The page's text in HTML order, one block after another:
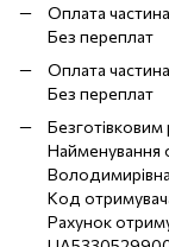
Оплата
Без переплат
Оплата
Без переплат
Код
Рахунок